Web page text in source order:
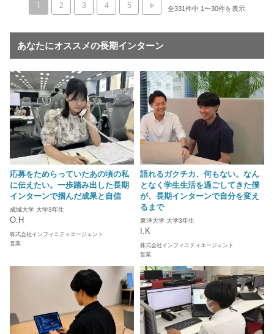
1 2 3 4 5 全331件中 1〜30件を表示
あなたにオススメの長期インターン
応募をためらっていたあの頃の私
に伝えたい。一歩踏み出した長期
インターンで掴んだ成果と自信
成城大学 大学3年生
O.H
株式会社インフィニティエージェント
営業
語れるガクチカ、何もない。なん
となく学生生活を過ごしてきた僕
が、長期インターンで自分を変え
るまで
東洋大学 大学3年生
I.K
株式会社インフィニティエージェント
営業